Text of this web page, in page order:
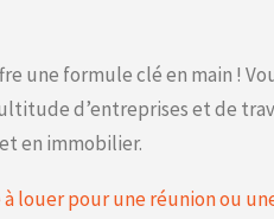
une formule clé en main !
d’entreprises et de
en immobilier.
à louer pour une réunion ou